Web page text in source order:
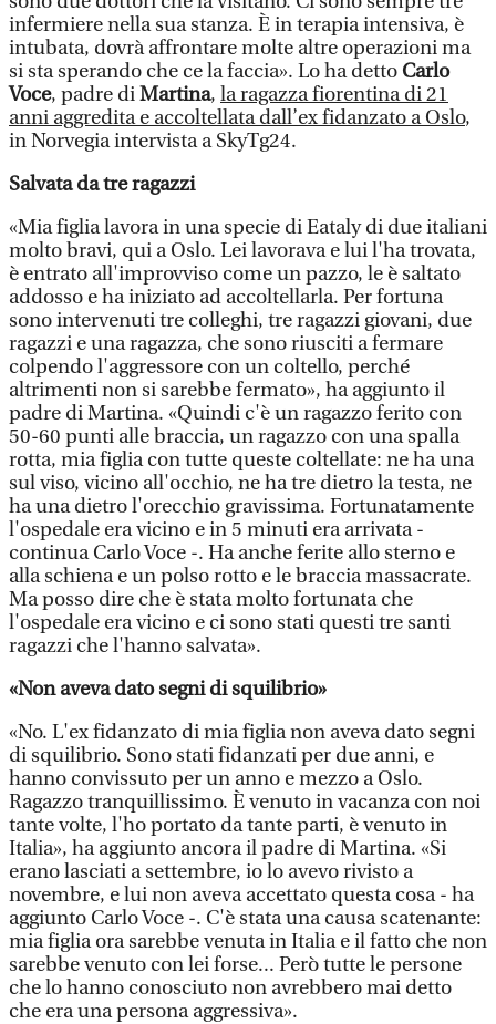
infermiere nella sua stanza. È in terapia intensiva, è
intubata, dovrà affrontare molte altre operazioni ma
si sta sperando che ce la faccia». Lo ha detto Carlo
Voce, padre diMartina, la ragazza fiorentina di 21
anni aggredita e accoltellata dall’ex fidanzato a Oslo,
in Norvegia intervista a SkyTg24.
Salvata da tre ragazzi
«Mia figlia lavora in una specie di Eataly di due italiani
molto bravi, qui a Oslo. Lei lavorava e lui l'ha trovata,
è entrato all'improvviso come un pazzo, le è saltato
addosso e ha iniziato ad accoltellarla. Per fortuna
sono intervenuti tre colleghi, tre ragazzi giovani, due
ragazzi e una ragazza, che sono riusciti a fermare
colpendo l'aggressore con un coltello, perché
altrimenti non si sarebbe fermato», ha aggiunto il
padre di Martina. «Quindi c'è un ragazzo ferito con
50-60 punti alle braccia, un ragazzo con una spalla
rotta, mia figlia con tutte queste coltellate: ne ha una
sul viso, vicino all'occhio, ne ha tre dietro la testa, ne
ha una dietro l'orecchio gravissima. Fortunatamente
l'ospedale era vicino e in 5 minuti era arrivata -
continua Carlo Voce -. Ha anche ferite allo sterno e
alla schiena e un polso rotto e le braccia massacrate.
Ma posso dire che è stata molto fortunata che
l'ospedale era vicino e ci sono stati questi tre santi
ragazzi che l'hanno salvata».
«Non aveva dato segni di squilibrio»
«No. L'ex fidanzato di mia figlia non aveva dato segni
di squilibrio. Sono stati fidanzati per due anni, e
hanno convissuto per un anno e mezzo a Oslo.
Ragazzo tranquillissimo. È venuto in vacanza con noi
tante volte, l'ho portato da tante parti, è venuto in
Italia», ha aggiunto ancora il padre di Martina. «Si
erano lasciati a settembre, io lo avevo rivisto a
novembre, e lui non aveva accettato questa cosa - ha
aggiunto Carlo Voce -. C'è stata una causa scatenante:
mia figlia ora sarebbe venuta in Italia e il fatto che non
sarebbe venuto con lei forse... Però tutte le persone
che lo hanno conosciuto non avrebbero mai detto
che era una persona aggressiva».